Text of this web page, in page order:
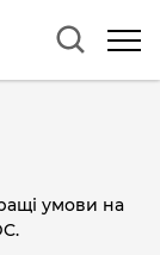
умови на